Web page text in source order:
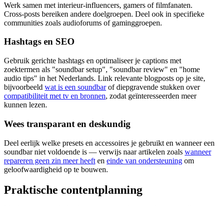
Werk samen met interieur‑influencers, gamers of filmfanaten.
Cross‑posts bereiken andere doelgroepen. Deel ook in specifieke
communities zoals audioforums of gaminggroepen.
Hashtags en SEO
Gebruik gerichte hashtags en optimaliseer je captions met
zoektermen als "soundbar setup", "soundbar review" en "home
audio tips" in het Nederlands. Link relevante blogposts op je site,
bijvoorbeeld wat is een soundbarof diepgravende stukken over
compatibiliteit met tv en bronnen, zodat geïnteresseerden meer
kunnen lezen.
Wees transparant en deskundig
Deel eerlijk welke presets en accessoires je gebruikt en wanneer een
soundbar niet voldoende is — verwijs naar artikelen zoals wanneer
repareren geen zin meer heeft en einde van ondersteuning om
geloofwaardigheid op te bouwen.
Praktische contentplanning